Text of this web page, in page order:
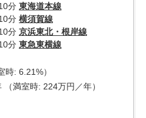
分 東海道本線
分 横須賀線
分 京浜東北・根岸線
分 東急東横線
時: 6.21%）
（満室時: 224万円／年）